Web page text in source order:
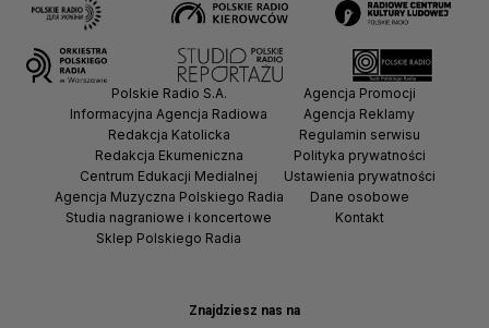
Znajdziesz nas na
Polskie Radio S.A.
Informacyjna Agencja Radiowa
Redakcja Katolicka
Redakcja Ekumeniczna
Centrum Edukacji Medialnej
Agencja Muzyczna Polskiego Radia
Studia nagraniowe i koncertowe
Sklep Polskiego Radia
Agencja Promocji
Agencja Reklamy
Regulamin serwisu
Polityka prywatności
Ustawienia prywatności
Dane osobowe
Kontakt